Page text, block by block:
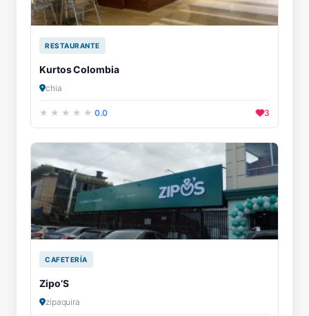
RESTAURANTE
Kurtos Colombia
chia
0.0 3
CAFETERÍA
Zipo’S
zipaquira